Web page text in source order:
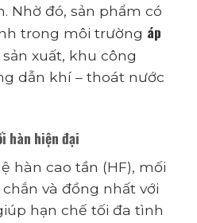
Nhờ đó, sản phẩm có
trong môi trường áp
xuất, khu công
dẫn khí – thoát nước
hàn hiện đại
hàn cao tần (HF), mối
và đồng nhất với
hạn chế tối đa tình